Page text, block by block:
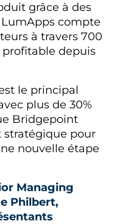
grâce à des
compte
à travers 700
depuis
le principal
plus de 30%
Bridgepoint
stratégique pour
nouvelle étape
Managing
Philbert,